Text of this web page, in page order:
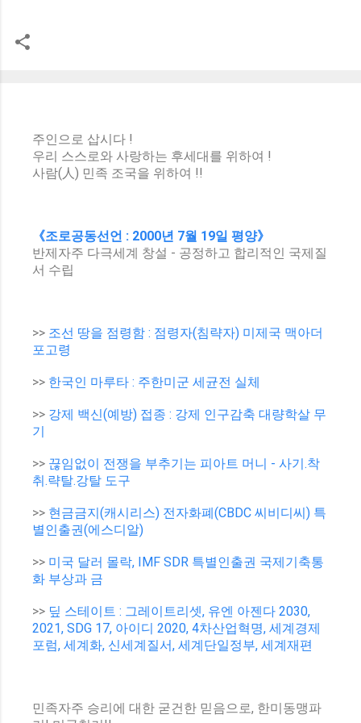
주인으로 삽시다 !
우리 스스로와 사랑하는 후세대를 위하여 !
사람(人) 민족 조국을 위하여 !!
《조로공동선언 : 2000년 7월 19일 평양》
반제자주 다극세계 창설 - 공정하고 합리적인 국제질
서 수립
>> 조선 땅을 점령함 : 점령자(침략자) 미제국 맥아더
포고령
>> 한국인 마루타 : 주한미군 세균전 실체
>> 강제 백신(예방) 접종 : 강제 인구감축 대량학살 무
기
>> 끊임없이 전쟁을 부추기는 피아트 머니 - 사기.착
취.략탈.강탈 도구
>> 현금금지(캐시리스) 전자화폐(CBDC 씨비디씨) 특
별인출권(에스디알)
>> 미국 달러 몰락, IMF SDR 특별인출권 국제기축통
화 부상과 금
>> 딮 스테이트 : 그레이트리셋, 유엔 아젠다 2030,
2021, SDG 17, 아이디 2020, 4차산업혁명, 세계경제
포럼, 세계화, 신세계질서, 세계단일정부, 세계재편
민족자주 승리에 대한 굳건한 믿음으로, 한미동맹파